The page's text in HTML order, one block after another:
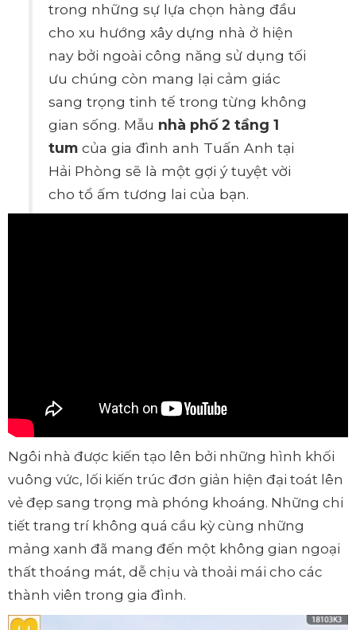
trong những sự lựa chọn hàng đầu
cho xu hướng xây dựng nhà ở hiện
nay bởi ngoài công năng sử dụng tối
ưu chúng còn mang lại cảm giác
sang trọng tinh tế trong từng không
gian sống. Mẫu nhà phố 2 tầng 1
tum của gia đình anh Tuấn Anh tại
Hải Phòng sẽ là một gợi ý tuyệt vời
cho tổ ấm tương lai của bạn.
Ngôi nhà được kiến tạo lên bởi những hình khối
vuông vức, lối kiến trúc đơn giản hiện đại toát lên
vẻ đẹp sang trọng mà phóng khoáng. Những chi
tiết trang trí không quá cầu kỳ cùng những
mảng xanh đã mang đến một không gian ngoại
thất thoáng mát, dễ chịu và thoải mái cho các
thành viên trong gia đình.